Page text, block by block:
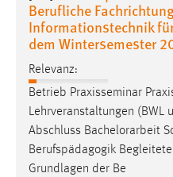
[PDF] Studienplan
Berufliche Fachrichtung
Informationstechnik
dem Wintersemester
Relevanz:
Betrieb Praxisseminar
Lehrveranstaltungen (BWL